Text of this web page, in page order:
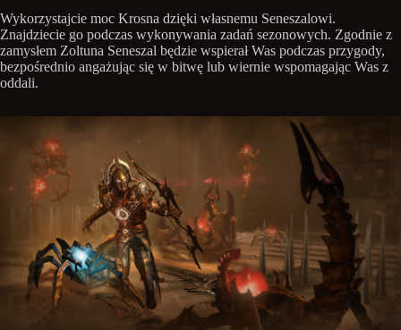
Wykorzystajcie moc Krosna dzięki własnemu Seneszalowi.
Znajdziecie go podczas wykonywania zadań sezonowych. Zgodnie z
zamysłem Zoltuna Seneszal będzie wspierał Was podczas przygody,
bezpośrednio angażując się w bitwę lub wiernie wspomagając Was z
oddali.